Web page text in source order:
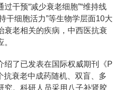
干预“减少衰老细胞”“维持线
干细胞活力”等生物学层面10大
衰老相关的疾病，中西医抗衰
了已发表在国际权威期刊《P
抗衰老中成药随机、双盲、多
究。科研人员采用八子补肾胶